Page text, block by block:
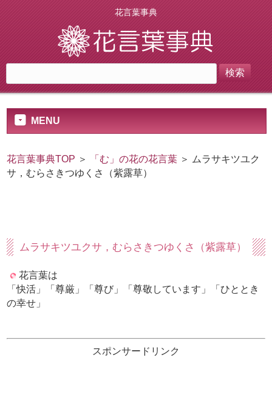
花言葉事典
MENU
花言葉事典TOP ＞ 「む」の花の花言葉 ＞ ムラサキツユク
サ，むらさきつゆくさ（紫露草）
ムラサキツユクサ，むらさきつゆくさ（紫露草）
花言葉は
「快活」「尊厳」「尊び」「尊敬しています」「ひととき
の幸せ」
スポンサードリンク